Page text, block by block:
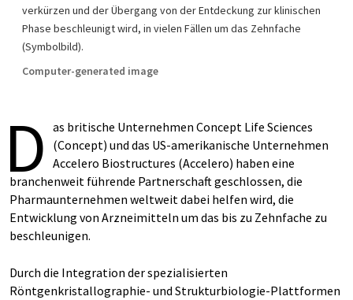
verkürzen und der Übergang von der Entdeckung zur klinischen
Phase beschleunigt wird, in vielen Fällen um das Zehnfache
(Symbolbild).
Computer-generated image
D as britische Unternehmen Concept Life Sciences
(Concept) und das US-amerikanische Unternehmen
Accelero Biostructures (Accelero) haben eine
branchenweit führende Partnerschaft geschlossen, die
Pharmaunternehmen weltweit dabei helfen wird, die
Entwicklung von Arzneimitteln um das bis zu Zehnfache zu
beschleunigen.
Durch die Integration der spezialisierten
Röntgenkristallographie- und Strukturbiologie-Plattformen